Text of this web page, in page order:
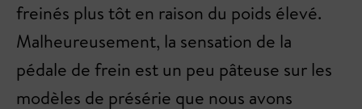
freinés plus tôt en raison du poids élevé.
Malheureusement, la sensation de la
pédale de frein est un peu pâteuse sur les
modèles de présérie que nous avons